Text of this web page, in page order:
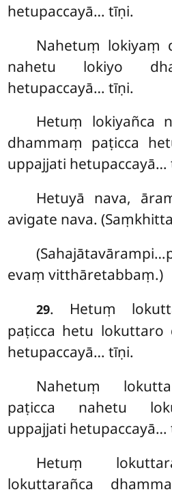
hetupaccayā… tīṇi.
Nahetuṃ lokiyaṃ
nahetu lokiyo
hetupaccayā… tīṇi.
Hetuṃ lokiyañca
dhammaṃ paṭicca
uppajjati hetupaccayā…
Hetuyā nava,
avigate nava.
evaṃ vitthāretabbaṃ.)
29. Hetuṃ
paṭicca hetu lokuttaro
hetupaccayā… tīṇi.
Nahetuṃ
paṭicca nahetu
uppajjati hetupaccayā…
Hetuṃ
lokuttarañca